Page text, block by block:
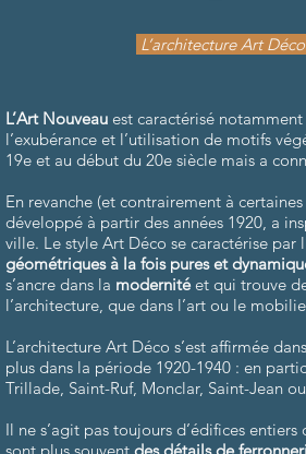
L’Art Nouveau est caractérisé
l’exubérance et l’utilisation de motifs
19e et au début du 20e siècle mais a
En revanche (et contrairement à certaines
développé à partir des années 1920, a
ville. Le style Art Déco se caractérise par
géométriques à la fois pures et
s’ancre dans la modernitéet qui trouve
l’architecture, que dans l’art ou le
L’architecture Art Déco s’est affirmée
plus dans la période 1920-1940 : en
Trillade, Saint-Ruf, Monclar, Saint-Jean
Il ne s’agit pas toujours d’édifices
L’architecture Art